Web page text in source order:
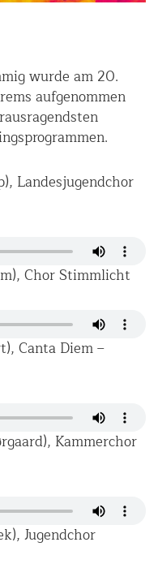
wurde am 20.
aufgenommen
Landesjugendchor
Chor Stimmlicht
Canta Diem –
Kammerchor
Jugendchor